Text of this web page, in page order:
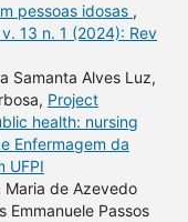
pessoas idosas ,
13 n. 1 (2024): Rev
Samanta Alves Luz,
Project
health: nursing
Enfermagem da
UFPI
Maria de Azevedo
Emmanuele Passos